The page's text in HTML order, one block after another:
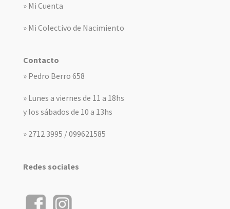
» Mi Cuenta
» Mi Colectivo de Nacimiento
Contacto
» Pedro Berro 658
» Lunes a viernes de 11 a 18hs
y los sábados de 10 a 13hs
» 2712 3995 / 099621585
Redes sociales